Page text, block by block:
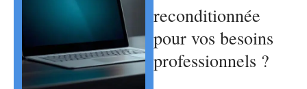
reconditionnée
pour vos besoins
professionnels ?